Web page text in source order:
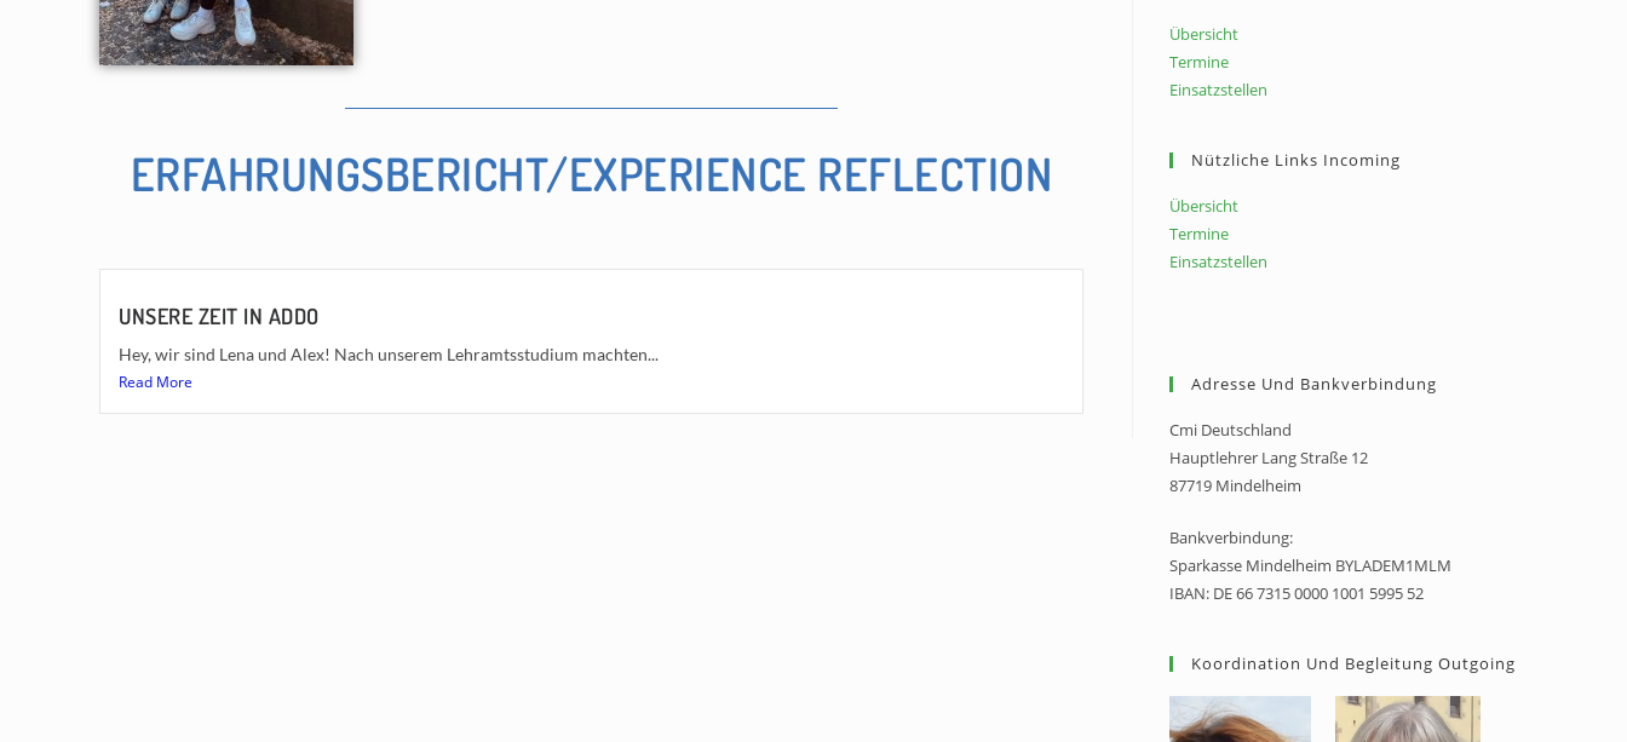
ERFAHRUNGSBERICHT/EXPERIENCE REFLECTION
UNSERE ZEIT IN ADDO
Hey, wir sind Lena und Alex! Nach unserem Lehramtsstudium machten...
Read More
Übersicht
Termine
Einsatzstellen
Nützliche Links Incoming
Übersicht
Termine
Einsatzstellen
Adresse Und Bankverbindung
Cmi Deutschland
Hauptlehrer Lang Straße 12
87719 Mindelheim
Bankverbindung:
Sparkasse Mindelheim BYLADEM1MLM
IBAN: DE 66 7315 0000 1001 5995 52
Koordination Und Begleitung Outgoing